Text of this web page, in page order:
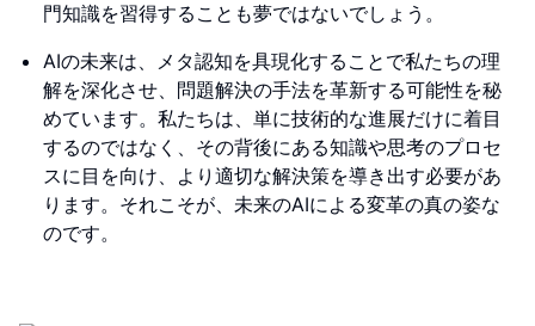
門知識を習得することも夢ではないでしょう。
AIの未来は、メタ認知を具現化することで私たちの理
解を深化させ、問題解決の手法を革新する可能性を秘
めています。私たちは、単に技術的な進展だけに着目
するのではなく、その背後にある知識や思考のプロセ
スに目を向け、より適切な解決策を導き出す必要があ
ります。それこそが、未来のAIによる変革の真の姿な
のです。